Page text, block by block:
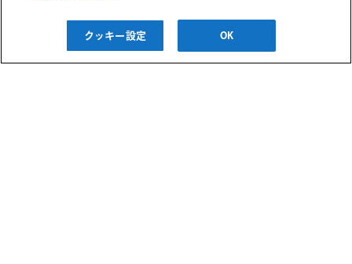
阪急メンズ大阪 神戸阪急
阪神百貨店
阪神梅田本店 阪神・にしのみや
クッキー設定 OK